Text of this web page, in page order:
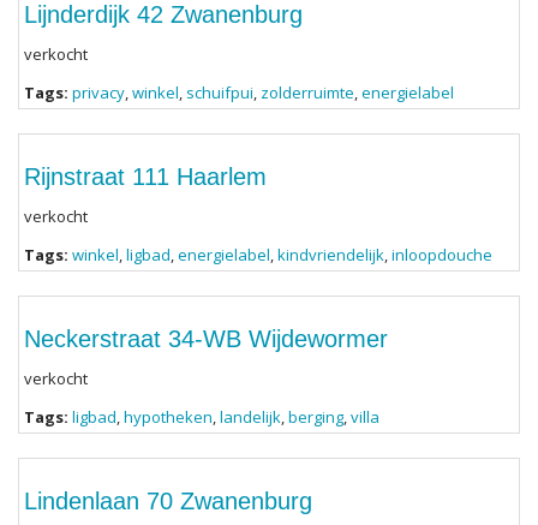
Lijnderdijk 42 Zwanenburg
verkocht
Tags: privacy,winkel, schuifpui, zolderruimte,energielabel
Rijnstraat 111 Haarlem
verkocht
Tags: winkel,ligbad,energielabel,kindvriendelijk,inloopdouche
Neckerstraat 34-WB Wijdewormer
verkocht
Tags: ligbad,hypotheken,landelijk,berging,villa
Lindenlaan 70 Zwanenburg